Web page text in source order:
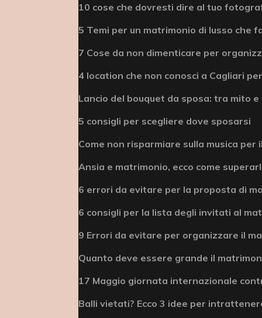
10 cose che dovresti dire al tuo
5 Temi per un matrimonio di lusso che
7 Cose da non dimenticare per
4 location che non conosci a Cagliari
Lancio del bouquet da sposa: tra mito e
5 consigli per scegliere dove sposarsi
Come non risparmiare sulla musica per
Ansia e matrimonio, ecco come
6 errori da evitare per la proposta di
6 consigli per la lista degli invitati al
9 Errori da evitare per organizzare il
Quanto deve essere grande il
17 Maggio giornata internazionale
Balli vietati? Ecco 3 idee per